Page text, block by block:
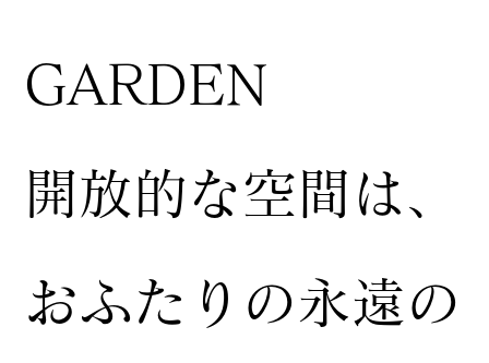
GARDEN
開放的な空間は、
おふたりの永遠の